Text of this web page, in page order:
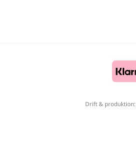
Drift & produktion: